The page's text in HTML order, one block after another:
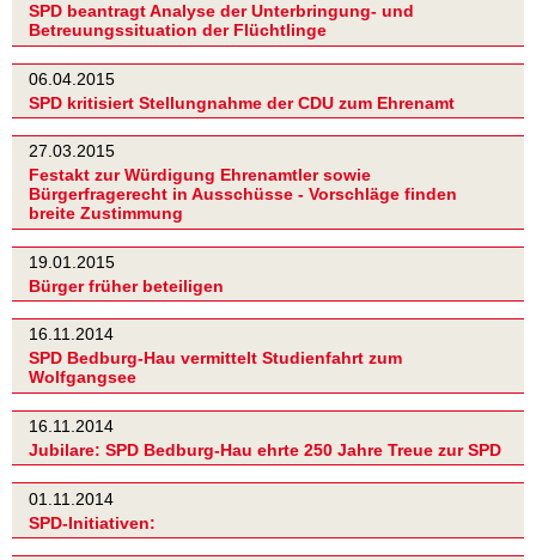
SPD beantragt Analyse der Unterbringung- und
Betreuungssituation der Flüchtlinge
06.04.2015
SPD kritisiert Stellungnahme der CDU zum Ehrenamt
27.03.2015
Festakt zur Würdigung Ehrenamtler sowie
Bürgerfragerecht in Ausschüsse - Vorschläge finden
breite Zustimmung
19.01.2015
Bürger früher beteiligen
16.11.2014
SPD Bedburg-Hau vermittelt Studienfahrt zum
Wolfgangsee
16.11.2014
Jubilare: SPD Bedburg-Hau ehrte 250 Jahre Treue zur SPD
01.11.2014
SPD-Initiativen: